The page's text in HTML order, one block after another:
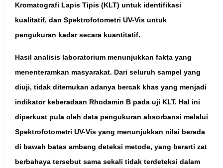
Kromatografi Lapis Tipis (KLT) untuk identifikasi
kualitatif, dan Spektrofotometri UV-Vis untuk
pengukuran kadar secara kuantitatif.
Hasil analisis laboratorium menunjukkan fakta yang
menenteramkan masyarakat. Dari seluruh sampel yang
diuji, tidak ditemukan adanya bercak khas yang menjadi
indikator keberadaan Rhodamin B pada uji KLT. Hal ini
diperkuat pula oleh data pengukuran absorbansi melalui
Spektrofotometri UV-Vis yang menunjukkan nilai berada
di bawah batas ambang deteksi metode, yang berarti zat
berbahaya tersebut sama sekali tidak terdeteksi dalam